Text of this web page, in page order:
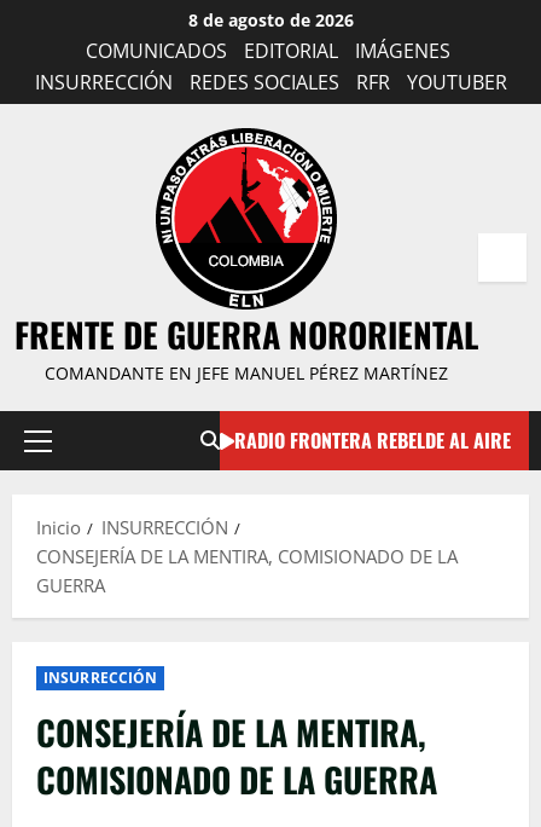
contenido
8 de agosto de 2026
COMUNICADOS EDITORIAL
IMÁGENES
INSURRECCIÓN
REDES SOCIALES RFR YOUTUBER
FRENTE DE GUERRA NORORIENTAL
COMANDANTE EN JEFE MANUEL PÉREZ MARTÍNEZ
Menú
RADIO FRONTERA REBELDE AL AIRE
Inicio
INSURRECCIÓN
CONSEJERÍA DE LA MENTIRA, COMISIONADO DE LA
GUERRA
INSURRECCIÓN
CONSEJERÍA DE LA MENTIRA,
COMISIONADO DE LA GUERRA